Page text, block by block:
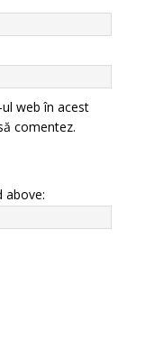
web în acest
comentez.
above: